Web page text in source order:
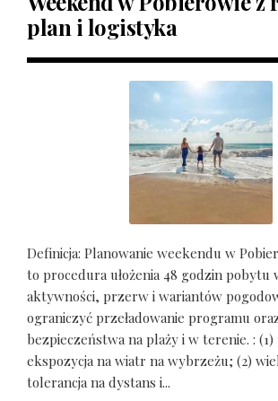
plan i logistyka
Definicja: Planowanie weekendu w
to procedura ułożenia 48 godzin pobytu
aktywności, przerw i wariantów
ograniczyć przeładowanie programu
bezpieczeństwa na plaży i w terenie. : (1)
ekspozycja na wiatr na wybrzeżu; (2)
tolerancja na dystans i...